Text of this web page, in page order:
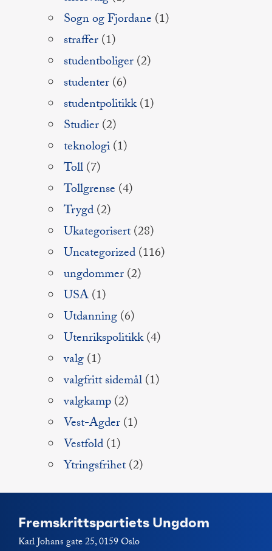
Sogn og Fjordane (1)
straffer(1)
studentboliger(2)
studenter(6)
studentpolitikk(1)
Studier(2)
teknologi(1)
Toll(7)
Tollgrense (4)
Trygd(2)
Ukategorisert(28)
Uncategorized(116)
ungdommer(2)
USA(1)
Utdanning(6)
Utenrikspolitikk(4)
valg(1)
valgfritt sidemål(1)
valgkamp(2)
Vest-Agder(1)
Vestfold(1)
Ytringsfrihet(2)
Fremskrittspartiets Ungdom
Karl Johans gate 25, 0159 Oslo